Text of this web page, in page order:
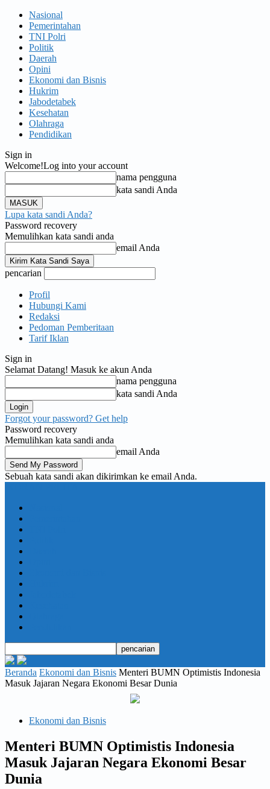
Nasional
Pemerintahan
TNI Polri
Politik
Daerah
Opini
Ekonomi dan Bisnis
Hukrim
Jabodetabek
Kesehatan
Olahraga
Pendidikan
Sign in
Welcome!Log into your account
nama pengguna
kata sandi Anda
Lupa kata sandi Anda?
Password recovery
Memulihkan kata sandi anda
email Anda
pencarian
Profil
Hubungi Kami
Redaksi
Pedoman Pemberitaan
Tarif Iklan
Sign in
Selamat Datang! Masuk ke akun Anda
nama pengguna
kata sandi Anda
Forgot your password? Get help
Password recovery
Memulihkan kata sandi anda
email Anda
Sebuah kata sandi akan dikirimkan ke email Anda.
Beranda Ekonomi dan Bisnis Menteri BUMN Optimistis Indonesia
Masuk Jajaran Negara Ekonomi Besar Dunia
Ekonomi dan Bisnis
Menteri BUMN Optimistis Indonesia
Masuk Jajaran Negara Ekonomi Besar
Dunia